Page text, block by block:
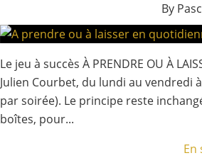
By
Le jeu à succès À PRENDRE OU À
Julien Courbet, du lundi au vendredi
par soirée). Le principe reste
boîtes, pour...
En